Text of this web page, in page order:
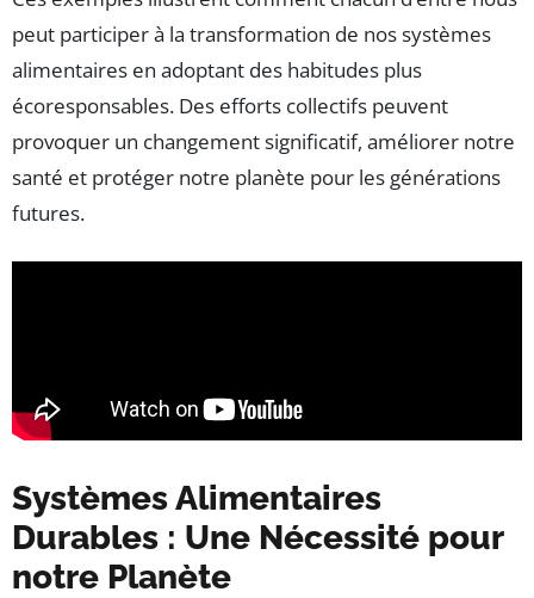
peut participer à la transformation de nos systèmes
alimentaires en adoptant des habitudes plus
écoresponsables. Des efforts collectifs peuvent
provoquer un changement significatif, améliorer notre
santé et protéger notre planète pour les générations
futures.
Systèmes Alimentaires
Durables : Une Nécessité pour
notre Planète